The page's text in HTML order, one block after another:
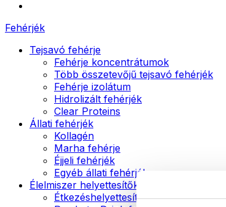
Fehérjék
Tejsavó fehérje
Fehérje koncentrátumok
Több összetevőjű tejsavó fehérjék
Fehérje izolátum
Hidrolizált fehérjék
Clear Proteins
Állati fehérjék
Kollagén
Marha fehérje
Éjjeli fehérjék
Egyéb állati fehérjék
Élelmiszer helyettesítők
Étkezéshelyettesítő porok